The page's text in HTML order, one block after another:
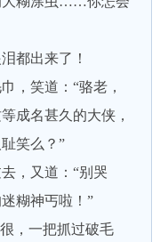
都出来了！
笑道：“骆老，
成名甚久的大侠，
笑么？”
，又道：“别哭
糊神丐啦！”
，一把抓过破毛